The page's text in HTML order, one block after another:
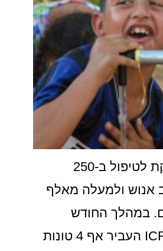
בכמות מספקת לטיפול ב-250
אנוש ולמעלה מאלף
במהלך החודש
האחרון ה-ICRC העביר אף 4 טונות